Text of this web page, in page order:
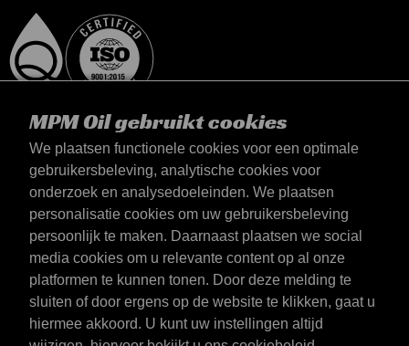
MPM Oil gebruikt cookies
We plaatsen functionele cookies voor een optimale
gebruikersbeleving, analytische cookies voor
onderzoek en analysedoeleinden. We plaatsen
personalisatie cookies om uw gebruikersbeleving
persoonlijk te maken. Daarnaast plaatsen we social
media cookies om u relevante content op al onze
platformen te kunnen tonen. Door deze melding te
sluiten of door ergens op de website te klikken, gaat u
hiermee akkoord. U kunt uw instellingen altijd
België
Contact
Algemene voorwaarden
Leveringsvoorwaarden
Privacyverklaring